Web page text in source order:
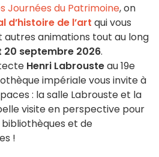
Journées du Patrimoine, on
d’histoire de l’art qui vous
autres animations tout au long
20 septembre 2026.
Henri Labrousteau 19e
impériale vous invite à
: la salle Labrouste et la
visite en perspective pour
et de
!